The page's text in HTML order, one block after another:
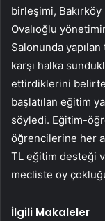
birleşimi, Bakırköy
Ovalıoğlu
Salonunda
karşı halka
ettirdiklerini
başlatılan eğitim
söyledi. Eğitim-
öğrencilerine her
TL eğitim desteği
mecliste oy
İlgili Makaleler